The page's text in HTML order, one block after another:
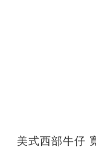
美式西部牛仔